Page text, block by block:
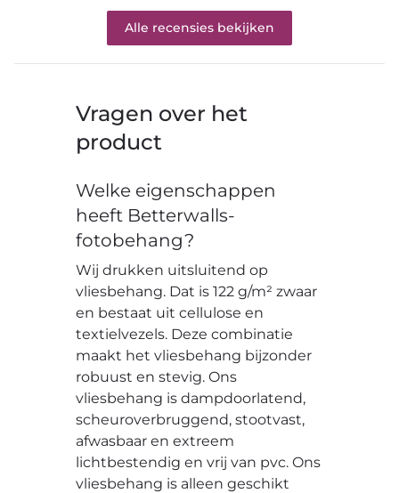
Alle recensies bekijken
Vragen over het
product
Welke eigenschappen
heeft Betterwalls-
fotobehang?
Wij drukken uitsluitend op
vliesbehang. Dat is 122 g/m² zwaar
en bestaat uit cellulose en
textielvezels. Deze combinatie
maakt het vliesbehang bijzonder
robuust en stevig. Ons
vliesbehang is dampdoorlatend,
scheuroverbruggend, stootvast,
afwasbaar en extreem
lichtbestendig en vrij van pvc. Ons
vliesbehang is alleen geschikt